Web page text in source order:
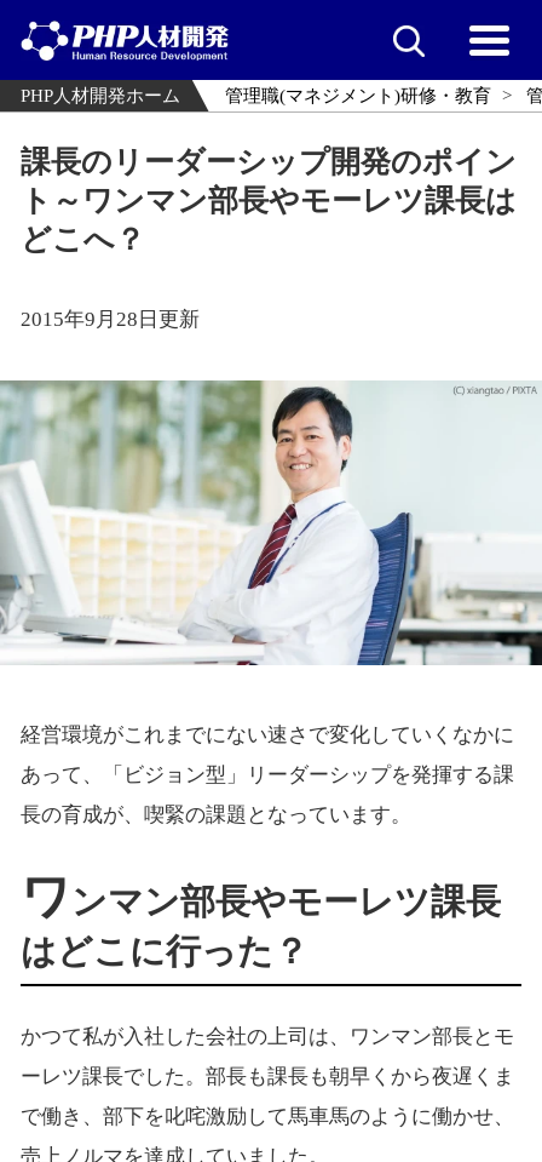
PHP人材開発ホーム 管理職(マネジメント)研修・教育
課長のリーダーシップ開発のポイン
ト～ワンマン部長やモーレツ課長は
どこへ？
2015年9月28日更新
経営環境がこれまでにない速さで変化していくなかに
あって、「ビジョン型」リーダーシップを発揮する課
長の育成が、喫緊の課題となっています。
ワ ンマン部長やモーレツ課長
はどこに行った？
かつて私が入社した会社の上司は、ワンマン部長とモ
ーレツ課長でした。部長も課長も朝早くから夜遅くま
で働き、部下を叱咤激励して馬車馬のように働かせ、
売上ノルマを達成していました。